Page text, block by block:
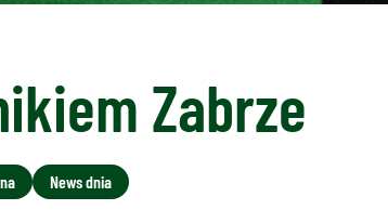
Zabrze
News dnia